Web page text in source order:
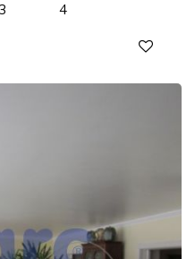
3
4